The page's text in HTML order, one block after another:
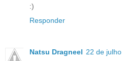
:)
Responder
Natsu Dragneel 22 de